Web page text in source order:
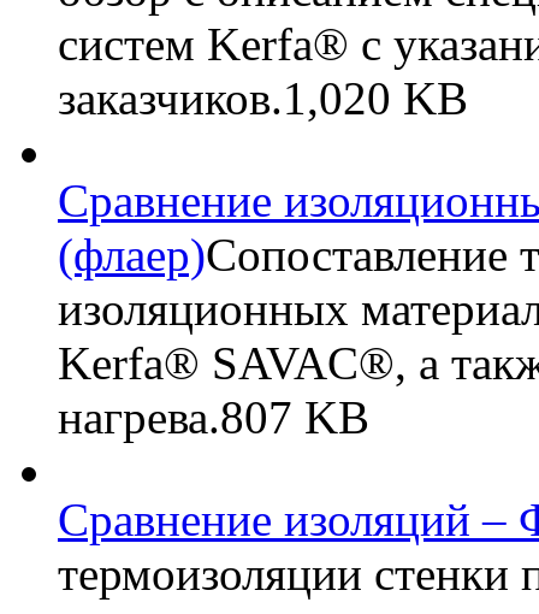
систем Kerfa® с
заказчиков.1,020 KB
Сравнение
(флаер)Сопоставление
изоляционных
Kerfa® SAVAC®, а
нагрева.807 KB
Сравнение изоляций –
термоизоляции стенки